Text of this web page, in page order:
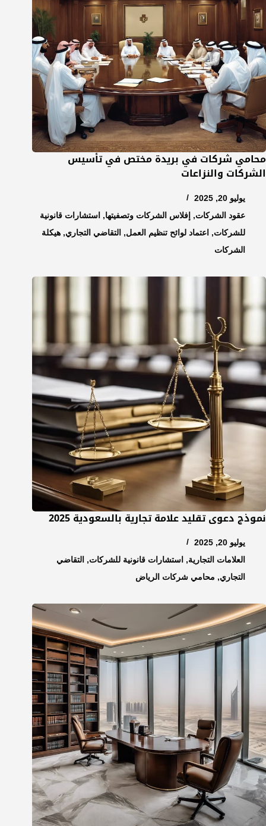
محامي شركات في بريدة مختص في تأسيس
الشركات والنزاعات
يوليو 20, 2025
عقود الشركات, إفلاس الشركات وتصفيتها, استشارات قانونية
للشركات, اعتماد لوائح تنظيم العمل, التقاضي التجاري, هيكلة
الشركات
نموذج دعوى تقليد علامة تجارية بالسعودية 2025
يوليو 20, 2025
العلامات التجارية, استشارات قانونية للشركات, التقاضي
التجاري, محامي شركات الرياض